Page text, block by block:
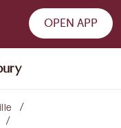
OPEN APP
/
/